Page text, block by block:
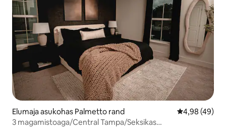
Elumaja asukohas Palmetto rand Keskmine
4,98 (49)
3 magamistoaga/Central Tampa/Seksikas